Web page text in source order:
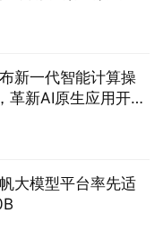
新一代智能计算操
革新AI原生应用开发
大模型平台率先适